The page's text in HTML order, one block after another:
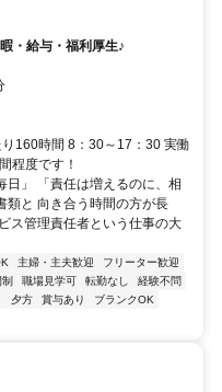
・給与・福利厚生♪
160時間 8：30～17：30 実働
程度です！
日」 「責任は増えるのに、相
類と 向き合う時間の方が長
ス管理責任者という仕事の大
主婦・主夫歓迎
フリーター歓迎
職場見学可 転勤なし
経験不問
夕方 賞与あり
ブランクOK